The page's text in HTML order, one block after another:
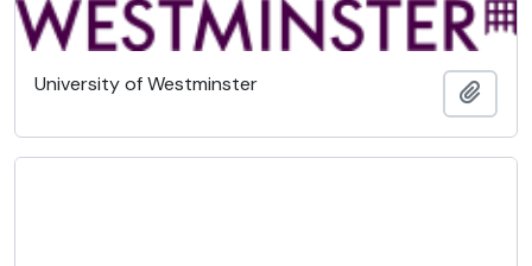
University of Westminster